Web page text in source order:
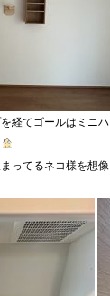
経てゴールはミニ
まってるネコ様を